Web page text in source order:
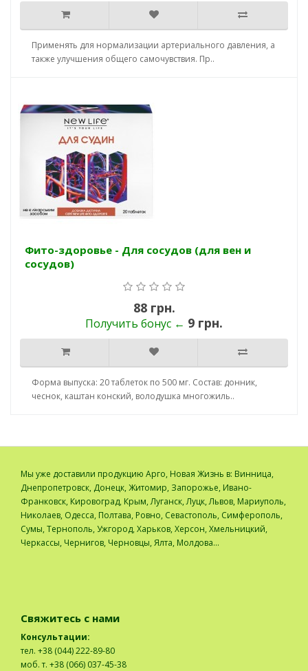
Применять для нормализации артериального давления, а
также улучшения общего самочувствия. Пр..
Фито-здоровье - Для сосудов (для вен и
сосудов)
88 грн.
Получить бонус ← 9 грн.
Форма выпуска: 20 таблеток по 500 мг. Состав: донник,
чеснок, каштан конский, володушка многожиль..
Мы уже доставили продукцию Арго, Новая Жизнь в: Винница,
Днепропетровск, Донецк, Житомир, Запорожье, Ивано-
Франковск, Кировоград, Крым, Луганск, Луцк, Львов, Мариуполь,
Николаев, Одесса, Полтава, Ровно, Севастополь, Симферополь,
Сумы, Тернополь, Ужгород, Харьков, Херсон, Хмельницкий,
Черкассы, Чернигов, Черновцы, Ялта, Молдова...
Свяжитесь с нами
Консультации:
тел. +38 (044) 222-89-80
моб. т. +38 (066) 037-45-38